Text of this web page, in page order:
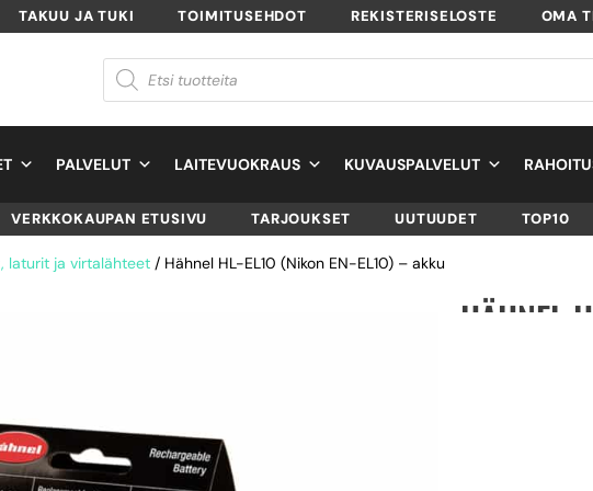
TAKUU JA TUKI TOIMITUSEHDOT REKISTERISELOSTE OMA
PALVELUT LAITEVUOKRAUS KUVAUSPALVELUT
VERKKOKAUPAN ETUSIVU TARJOUKSET UUTUUDET TOP10
laturit ja virtalähteet / Hähnel HL-EL10 (Nikon EN-EL10) – akku
HÄHNEL